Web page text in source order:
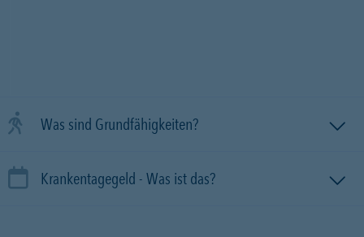
Was sind Grundfähigkeiten?
Krankentagegeld - Was ist das?